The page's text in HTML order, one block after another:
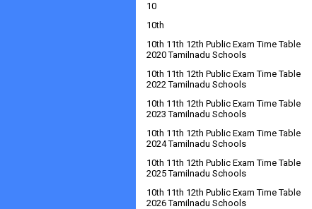
10
10th
10th 11th 12th Public Exam Time Table
2020 Tamilnadu Schools
10th 11th 12th Public Exam Time Table
2022 Tamilnadu Schools
10th 11th 12th Public Exam Time Table
2023 Tamilnadu Schools
10th 11th 12th Public Exam Time Table
2024 Tamilnadu Schools
10th 11th 12th Public Exam Time Table
2025 Tamilnadu Schools
10th 11th 12th Public Exam Time Table
2026 Tamilnadu Schools